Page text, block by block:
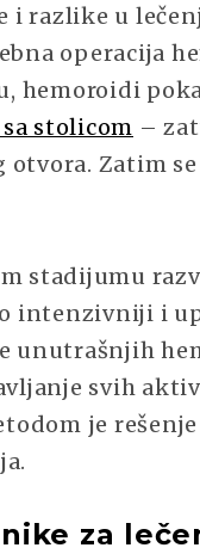
i razlike u
operacija
hemoroidi
stolicom –
otvora. Zatim
stadijumu
intenzivniji i
unutrašnjih
svih
je
za